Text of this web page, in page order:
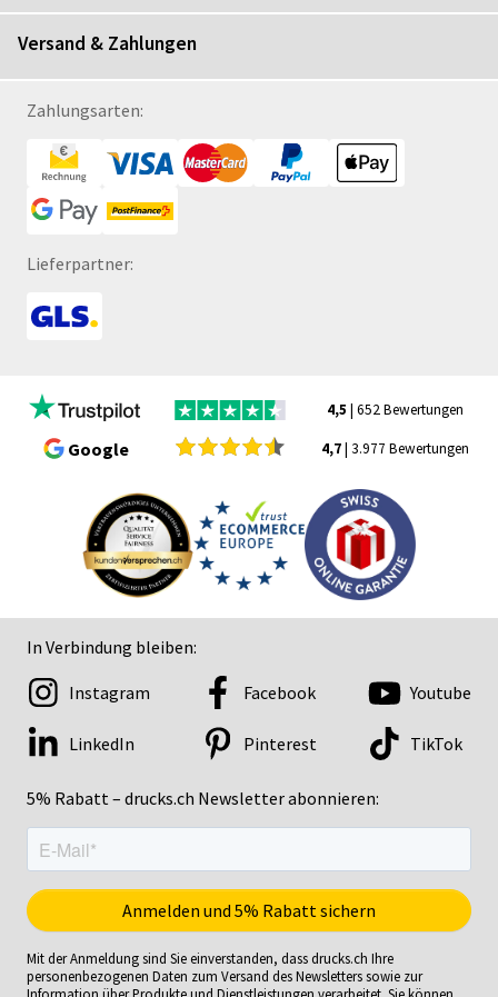
Versand & Zahlungen
Zahlungsarten:
Lieferpartner:
4,5 | 652 Bewertungen
Google 4,7 | 3.977 Bewertungen
In Verbindung bleiben:
5% Rabatt – drucks.ch Newsletter abonnieren:
Instagram Facebook Youtube
LinkedIn Pinterest TikTok
Mit der Anmeldung sind Sie einverstanden, dass drucks.ch Ihre
personenbezogenen Daten zum Versand des Newsletters sowie zur